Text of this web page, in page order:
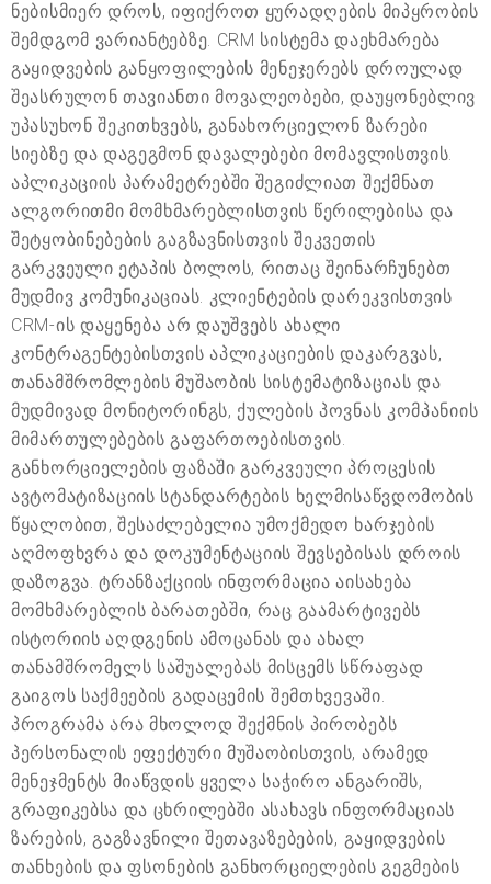
ნებისმიერ დროს, იფიქროთ ყურადღების მიპყრობის
შემდგომ ვარიანტებზე. CRM სისტემა დაეხმარება
გაყიდვების განყოფილების მენეჯერებს დროულად
შეასრულონ თავიანთი მოვალეობები, დაუყონებლივ
უპასუხონ შეკითხვებს, განახორციელონ ზარები
სიებზე და დაგეგმონ დავალებები მომავლისთვის.
აპლიკაციის პარამეტრებში შეგიძლიათ შექმნათ
ალგორითმი მომხმარებლისთვის წერილებისა და
შეტყობინებების გაგზავნისთვის შეკვეთის
გარკვეული ეტაპის ბოლოს, რითაც შეინარჩუნებთ
მუდმივ კომუნიკაციას. კლიენტების დარეკვისთვის
CRM-ის დაყენება არ დაუშვებს ახალი
კონტრაგენტებისთვის აპლიკაციების დაკარგვას,
თანამშრომლების მუშაობის სისტემატიზაციას და
მუდმივად მონიტორინგს, ქულების პოვნას კომპანიის
მიმართულებების გაფართოებისთვის.
განხორციელების ფაზაში გარკვეული პროცესის
ავტომატიზაციის სტანდარტების ხელმისაწვდომობის
წყალობით, შესაძლებელია უმოქმედო ხარჯების
აღმოფხვრა და დოკუმენტაციის შევსებისას დროის
დაზოგვა. ტრანზაქციის ინფორმაცია აისახება
მომხმარებლის ბარათებში, რაც გაამარტივებს
ისტორიის აღდგენის ამოცანას და ახალ
თანამშრომელს საშუალებას მისცემს სწრაფად
გაიგოს საქმეების გადაცემის შემთხვევაში.
პროგრამა არა მხოლოდ შექმნის პირობებს
პერსონალის ეფექტური მუშაობისთვის, არამედ
მენეჯმენტს მიაწვდის ყველა საჭირო ანგარიშს,
გრაფიკებსა და ცხრილებში ასახავს ინფორმაციას
ზარების, გაგზავნილი შეთავაზებების, გაყიდვების
თანხების და ფსონების განხორციელების გეგმების